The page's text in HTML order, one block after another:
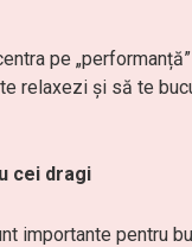
pe
relaxezi și să te
cei dragi
importante pentru